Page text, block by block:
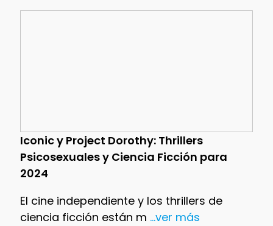
Iconic y Project Dorothy: Thrillers
Psicosexuales y Ciencia Ficción para
2024
El cine independiente y los thrillers de
ciencia ficción están m ...ver más